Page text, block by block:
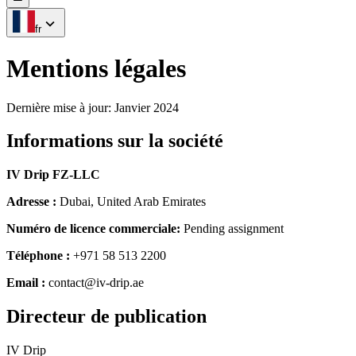
fr
Mentions légales
Dernière mise à jour: Janvier 2024
Informations sur la société
IV Drip FZ-LLC
Adresse : Dubai, United Arab Emirates
Numéro de licence commerciale: Pending assignment
Téléphone : +971 58 513 2200
Email : contact@iv-drip.ae
Directeur de publication
IV Drip